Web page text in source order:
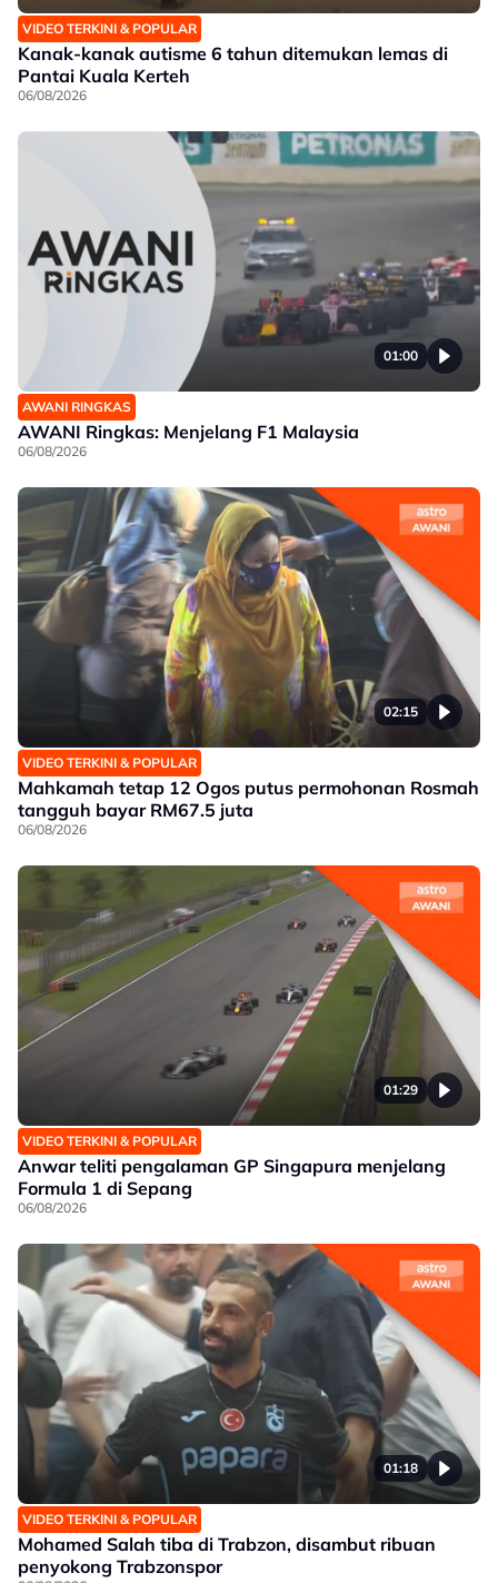
VIDEO TERKINI & POPULAR
Kanak-kanak autisme 6 tahun ditemukan lemas di
Pantai Kuala Kerteh
06/08/2026
01:00
AWANI RINGKAS
AWANI Ringkas: Menjelang F1 Malaysia
06/08/2026
02:15
VIDEO TERKINI & POPULAR
Mahkamah tetap 12 Ogos putus permohonan Rosmah
tangguh bayar RM67.5 juta
06/08/2026
01:29
VIDEO TERKINI & POPULAR
Anwar teliti pengalaman GP Singapura menjelang
Formula 1 di Sepang
06/08/2026
01:18
VIDEO TERKINI & POPULAR
Mohamed Salah tiba di Trabzon, disambut ribuan
penyokong Trabzonspor